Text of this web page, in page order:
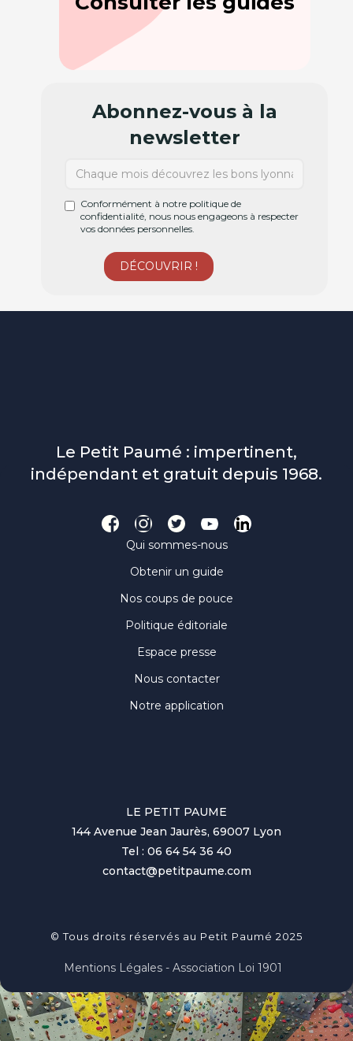
Abonnez-vous à la
newsletter
Conformément à notre politique de
confidentialité, nous nous engageons à respecter
vos données personnelles.
Le Petit Paumé : impertinent,
indépendant et gratuit depuis 1968.
Qui sommes-nous
Obtenir un guide
Nos coups de pouce
Politique éditoriale
Espace presse
Nous contacter
Notre application
LE PETIT PAUME
144 Avenue Jean Jaurès, 69007 Lyon
Tel : 06 64 54 36 40
contact@petitpaume.com
© Tous droits réservés au Petit Paumé 2025
Mentions Légales - Association Loi 1901